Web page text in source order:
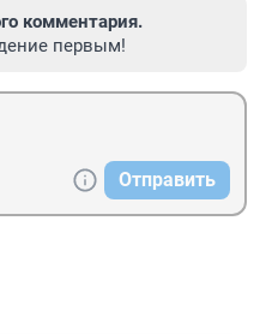
комментария.
первым!
Отправить